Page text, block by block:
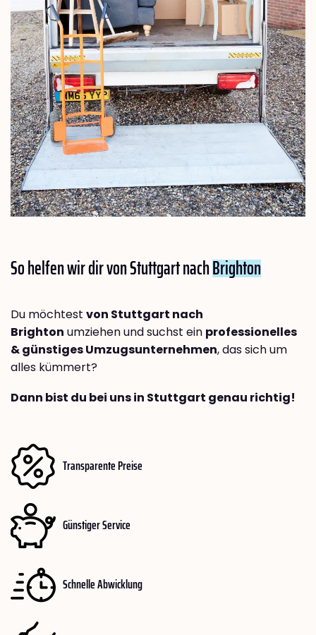
So helfen wir dir von Stuttgart nachBrighton
Du möchtest von Stuttgart nach
Brighton umziehen und suchst ein professionelles
& günstiges Umzugsunternehmen, das sich um
alles kümmert?
Dann bist du bei uns in Stuttgart genau richtig!
Transparente Preise
Günstiger Service
Schnelle Abwicklung